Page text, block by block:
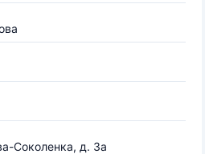
Соколенка, д. 3а